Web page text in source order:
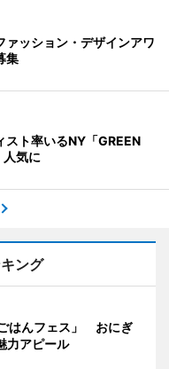
ァッション・デザインアワ
集
スト率いるNY「GREEN
人気に
ング
はんフェス」 おにぎ
力アピール